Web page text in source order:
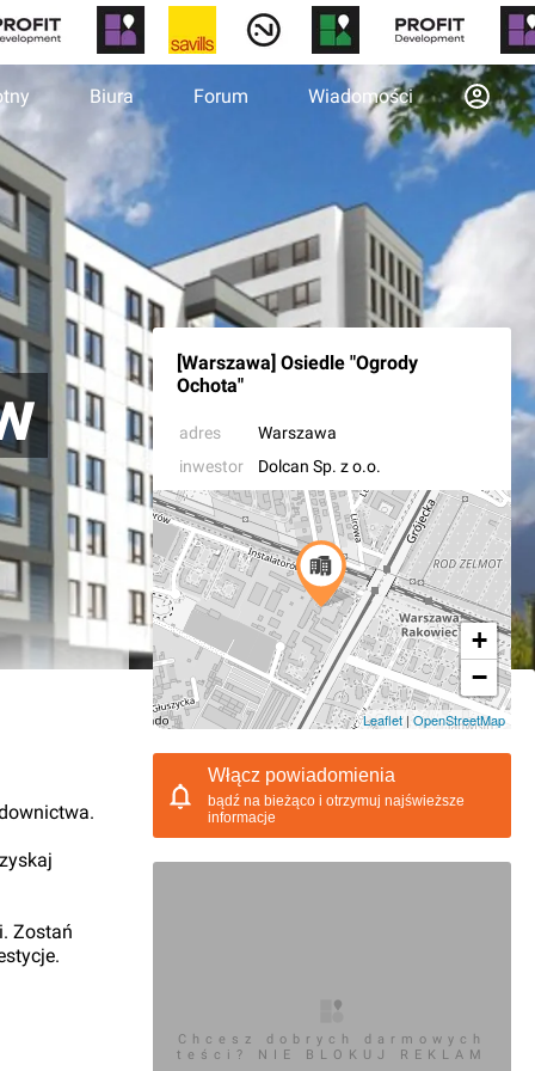
Biura Forum Wiadomości
[Warszawa] Osiedle "Ogrody
Ochota"
adres
Warszawa
inwestor
Dolcan Sp. z o.o.
+
−
Leaflet|OpenStreetMap
Zostań
Włącz powiadomienia
bądź na bieżąco i otrzymuj najświeższe
informacje
Chcesz dobrych darmowych
teści? NIE BLOKUJ REKLAM